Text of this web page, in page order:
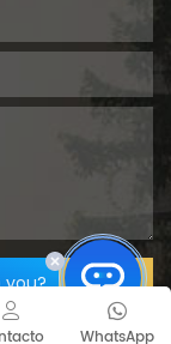
WhatsApp
you?